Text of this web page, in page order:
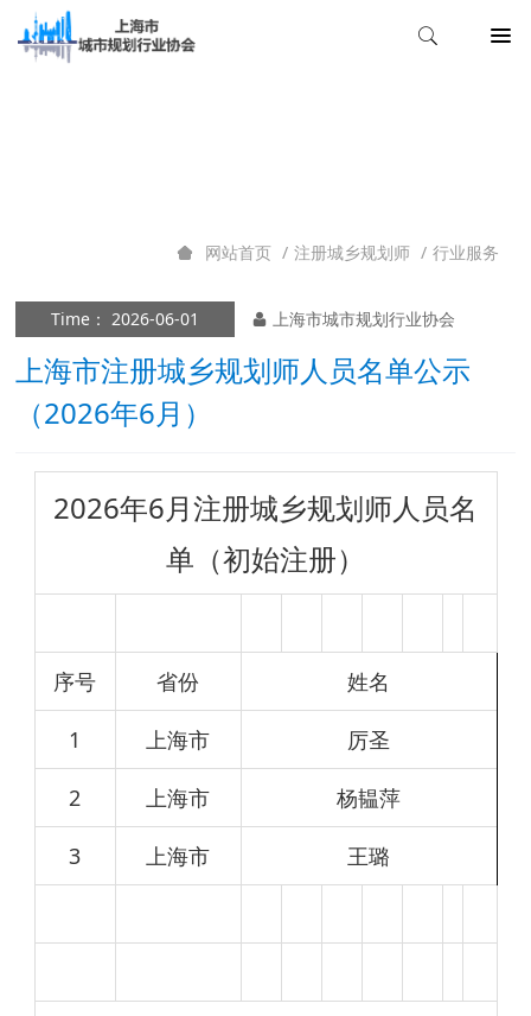
行业服务
注册城乡规划师
网站首页
Time： 2026-06-01 上海市城市规划行业协会
上海市注册城乡规划师人员名单公示
（2026年6月）
2026年6月注册城乡规划师人员名
单（初始注册）
序号 省份 姓名
1 上海市 厉圣
2 上海市 杨韫萍
3 上海市 王璐